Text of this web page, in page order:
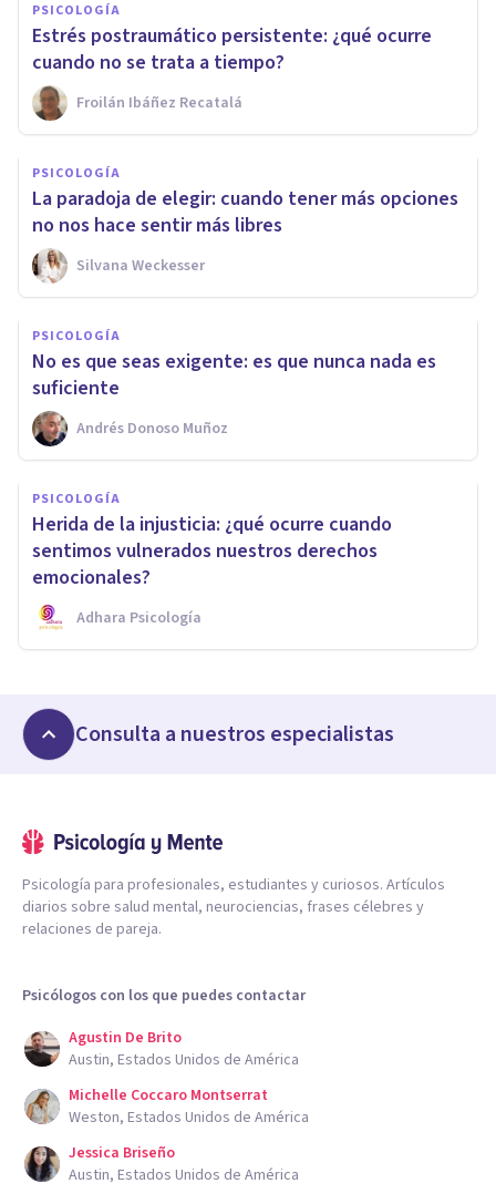
PSICOLOGÍA
Estrés postraumático persistente: ¿qué ocurre
cuando no se trata a tiempo?
Froilán Ibáñez Recatalá
PSICOLOGÍA
La paradoja de elegir: cuando tener más opciones
no nos hace sentir más libres
Silvana Weckesser
PSICOLOGÍA
No es que seas exigente: es que nunca nada es
suficiente
Andrés Donoso Muñoz
PSICOLOGÍA
Herida de la injusticia: ¿qué ocurre cuando
sentimos vulnerados nuestros derechos
emocionales?
Adhara Psicología
Consulta a nuestros especialistas
Psicología para profesionales, estudiantes y curiosos. Artículos
diarios sobre salud mental, neurociencias, frases célebres y
relaciones de pareja.
Psicólogos con los que puedes contactar
Agustin De Brito
Austin, Estados Unidos de América
Michelle Coccaro Montserrat
Weston, Estados Unidos de América
Jessica Briseño
Austin, Estados Unidos de América